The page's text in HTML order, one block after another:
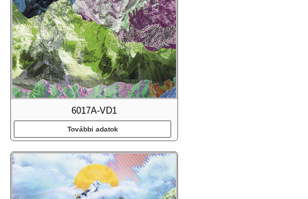
6017A-VD1
További adatok